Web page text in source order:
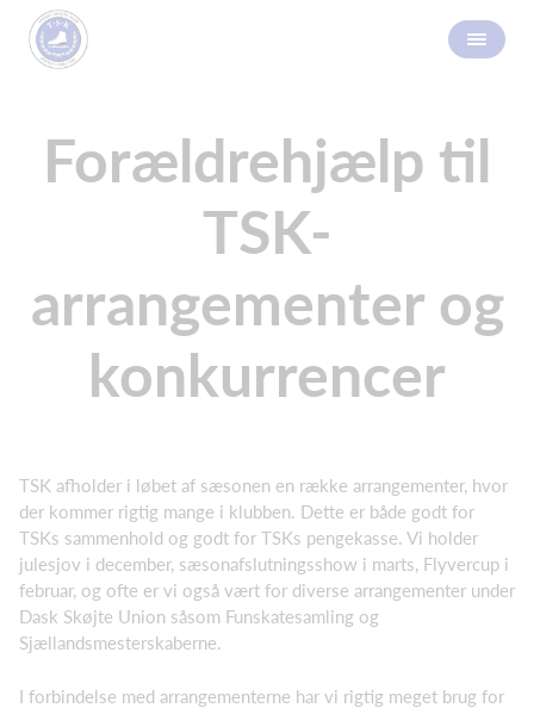
Forældrehjælp til
TSK-
arrangementer og
konkurrencer
TSK afholder i løbet af sæsonen en række arrangementer, hvor
der kommer rigtig mange i klubben. Dette er både godt for
TSKs sammenhold og godt for TSKs pengekasse. Vi holder
julesjov i december, sæsonafslutningsshow i marts, Flyvercup i
februar, og ofte er vi også vært for diverse arrangementer under
Dask Skøjte Union såsom Funskatesamling og
Sjællandsmesterskaberne.
I forbindelse med arrangementerne har vi rigtig meget brug for